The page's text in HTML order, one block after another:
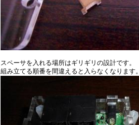
スペーサを入れる場所はギリギリの設計です。
組み立てる順番を間違えると入らなくなります。